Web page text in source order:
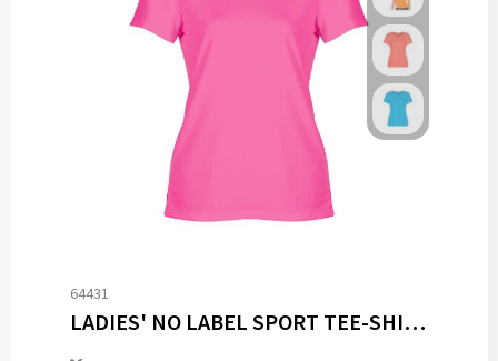
64431
LADIES' NO LABEL SPORT TEE-SHIRT